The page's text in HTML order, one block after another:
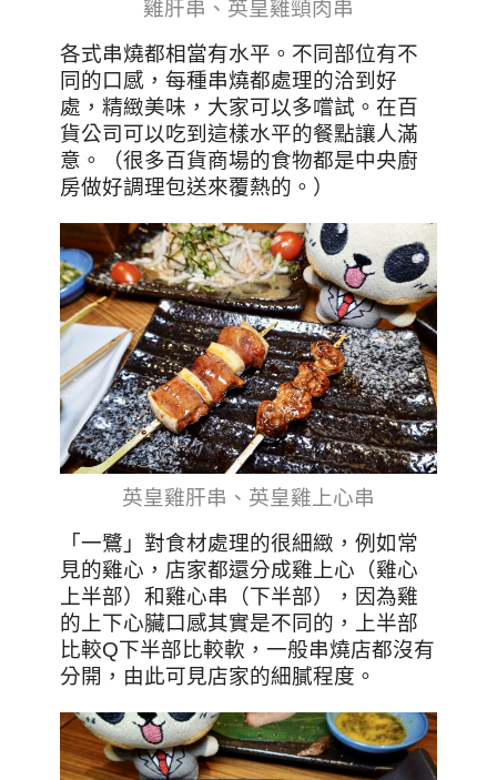
雞肝串、英皇雞頸肉串
各式串燒都相當有水平。不同部位有不
同的口感，每種串燒都處理的洽到好
處，精緻美味，大家可以多嚐試。在百
貨公司可以吃到這樣水平的餐點讓人滿
意。（很多百貨商場的食物都是中央廚
房做好調理包送來覆熱的。）
英皇雞肝串、英皇雞上心串
「一鷺」對食材處理的很細緻，例如常
見的雞心，店家都還分成雞上心（雞心
上半部）和雞心串（下半部），因為雞
的上下心臟口感其實是不同的，上半部
比較Q下半部比較軟，一般串燒店都沒有
分開，由此可見店家的細膩程度。